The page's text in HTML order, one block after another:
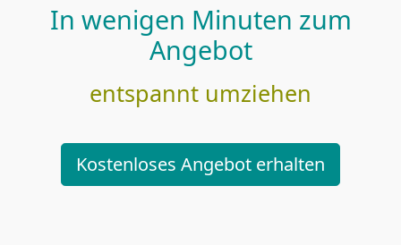
In wenigen Minuten zum
Angebot
entspannt umziehen
Kostenloses Angebot erhalten